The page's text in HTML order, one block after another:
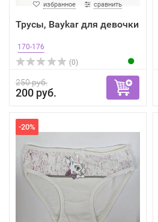
избранное сравнить
Трусы, Baykar для девочки
170-176
(0)
250 руб.
200 руб.
-20%